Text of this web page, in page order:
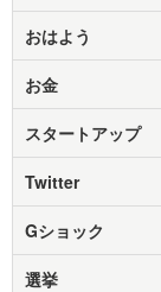
おはよう
お金
スタートアップ
Twitter
Gショック
選挙